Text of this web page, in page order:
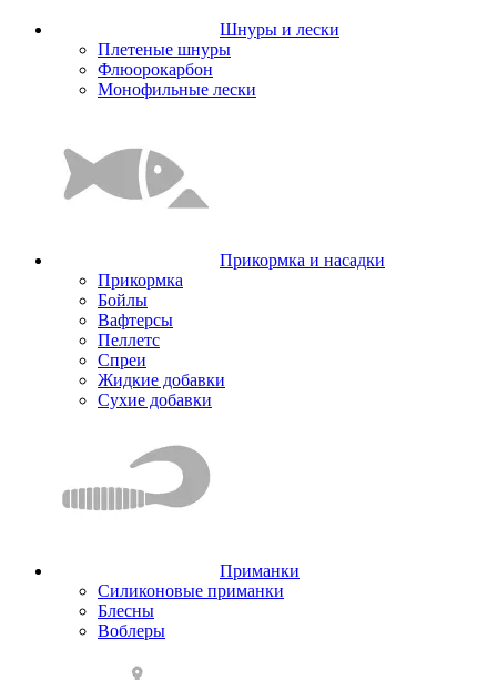
Шнуры и лески
Плетеные шнуры
Флюорокарбон
Монофильные лески
Прикормка и насадки
Прикормка
Бойлы
Вафтерсы
Пеллетс
Спреи
Жидкие добавки
Сухие добавки
Приманки
Силиконовые приманки
Блесны
Воблеры